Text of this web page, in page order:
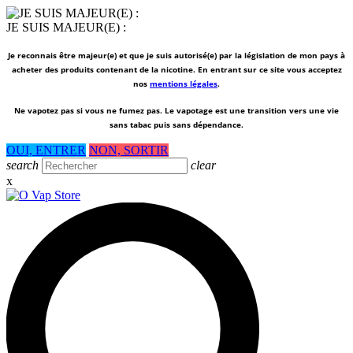
JE SUIS MAJEUR(E) :
Je reconnais être majeur(e) et que je suis autorisé(e) par la législation de mon pays à
acheter des produits contenant de la nicotine. En entrant sur ce site vous acceptez
nos mentions légales.
Ne vapotez pas si vous ne fumez pas. Le vapotage est une transition vers une vie
sans tabac puis sans dépendance.
OUI, ENTRER NON, SORTIR
search
clear
x